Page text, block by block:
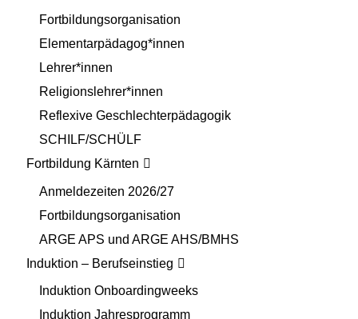
Fortbildungsorganisation
Elementarpädagog*innen
Lehrer*innen
Religionslehrer*innen
Reflexive Geschlechterpädagogik
SCHILF/SCHÜLF
Fortbildung Kärnten
Anmeldezeiten 2026/27
Fortbildungsorganisation
ARGE APS und ARGE AHS/BMHS
Induktion – Berufseinstieg
Induktion Onboardingweeks
Induktion Jahresprogramm